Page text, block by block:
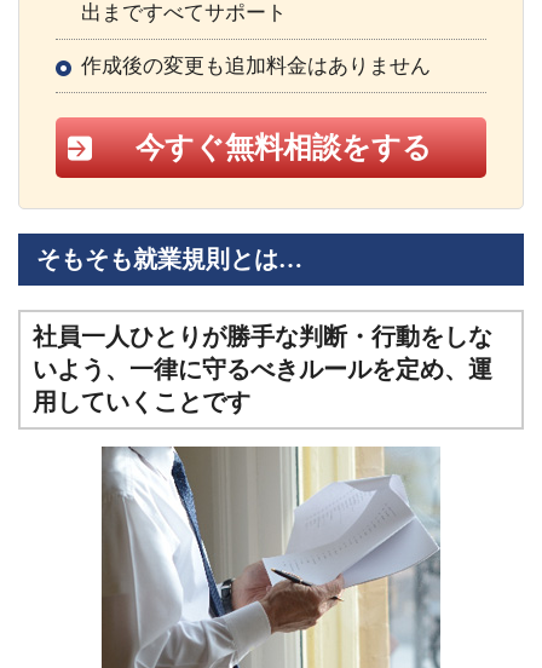
出まですべてサポート
作成後の変更も追加料金はありません
今すぐ無料相談をする
そもそも就業規則とは…
社員一人ひとりが勝手な判断・行動をしな
いよう、一律に守るべきルールを定め、運
用していくことです